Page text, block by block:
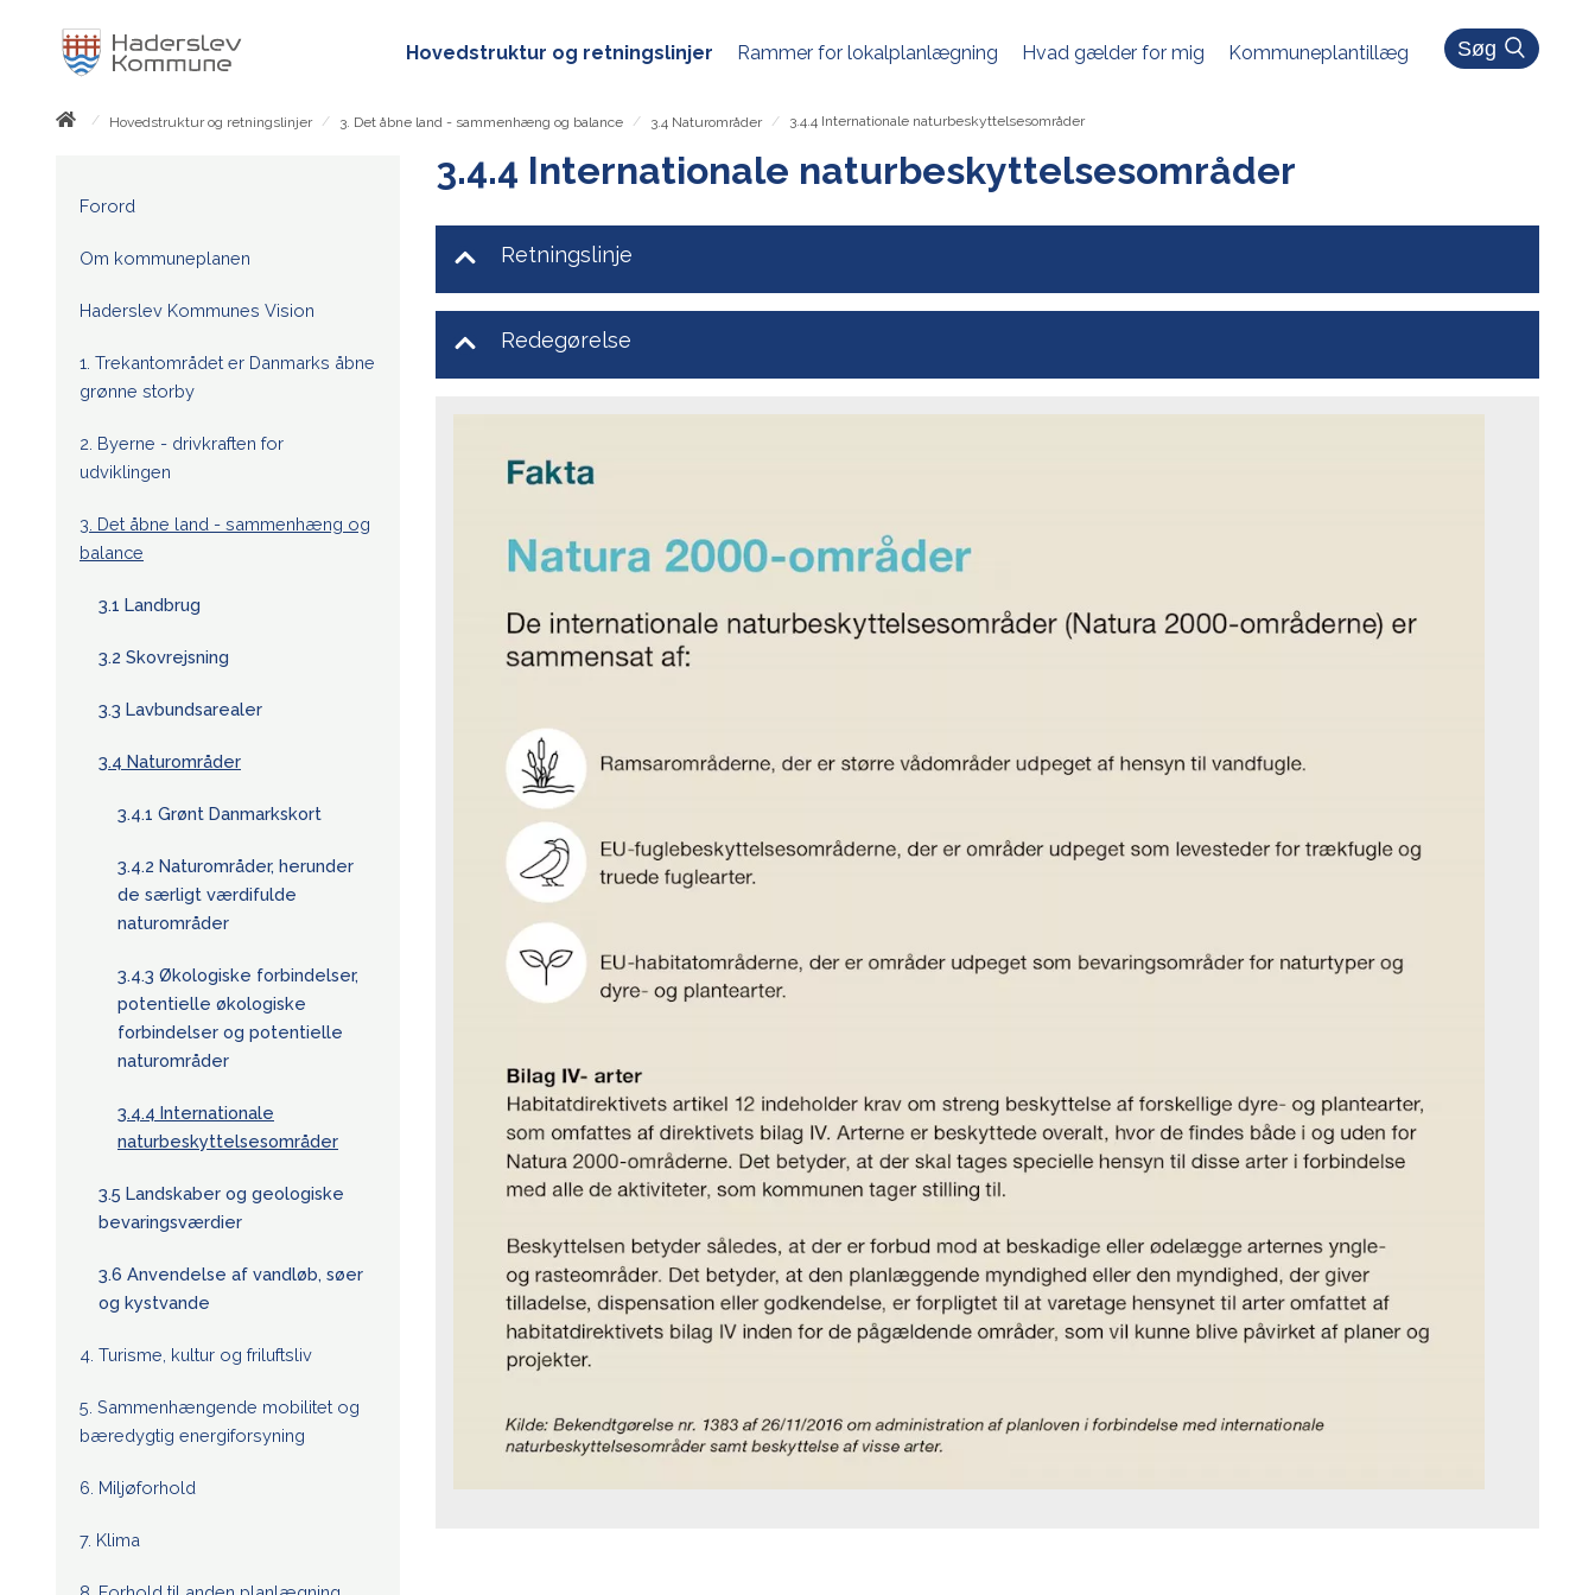
Hovedstruktur og retningslinjer Rammer for lokalplanlægning Hvad gælder for mig Kommuneplantillæg Søg
/ Hovedstruktur og retningslinjer / 3. Det åbne land - sammenhæng og balance / 3.4 Naturområder / 3.4.4 Internationale naturbeskyttelsesområder
Forord
Om kommuneplanen
Haderslev Kommunes Vision
1. Trekantområdet er Danmarks åbne
grønne storby
2. Byerne - drivkraften for
udviklingen
3. Det åbne land - sammenhæng og
balance
3.1 Landbrug
3.2 Skovrejsning
3.3 Lavbundsarealer
3.4 Naturområder
3.4.1 Grønt Danmarkskort
3.4.2 Naturområder, herunder
de særligt værdifulde
naturområder
3.4.3 Økologiske forbindelser,
potentielle økologiske
forbindelser og potentielle
naturområder
3.4.4 Internationale
naturbeskyttelsesområder
3.5 Landskaber og geologiske
bevaringsværdier
3.6 Anvendelse af vandløb, søer
og kystvande
4. Turisme, kultur og friluftsliv
5. Sammenhængende mobilitet og
bæredygtig energiforsyning
6. Miljøforhold
7. Klima
3.4.4 Internationale naturbeskyttelsesområder
Retningslinje
Redegørelse